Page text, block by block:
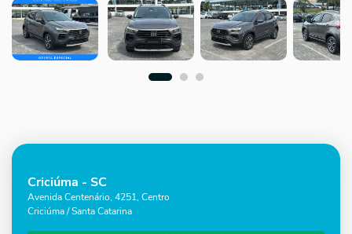
Criciúma - SC
Avenida Centenário, 4251, Centro
Criciúma / Santa Catarina